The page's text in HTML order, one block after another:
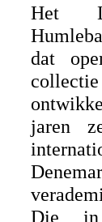
Het
dat
jaren
Die in